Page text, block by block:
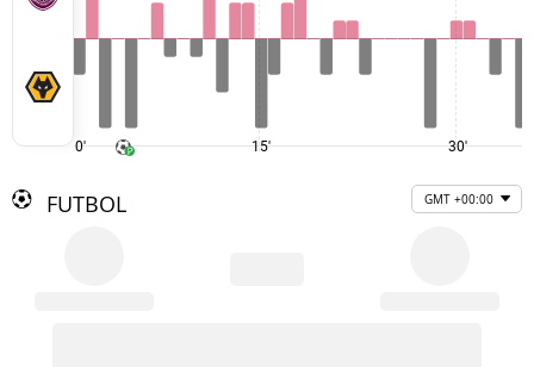
0' 15' 30'
FUTBOL GMT +00:00